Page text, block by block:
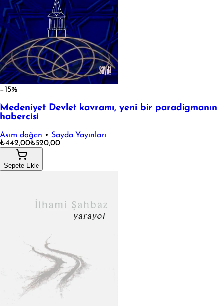
−15%
Medeniyet Devlet kavramı, yeni bir paradigmanın
habercisi
Asım doğan • Sayda Yayınları
₺442,00₺520,00
Sepete Ekle